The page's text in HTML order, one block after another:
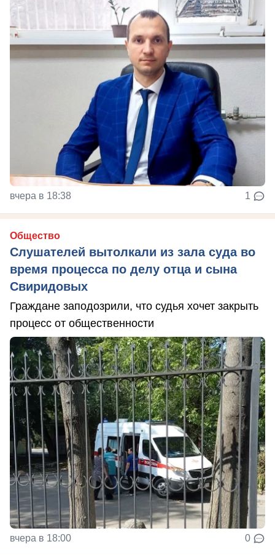
вчера в 18:38 1
Общество
Слушателей вытолкали из зала суда во
время процесса по делу отца и сына
Свиридовых
Граждане заподозрили, что судья хочет закрыть
процесс от общественности
вчера в 18:00 0